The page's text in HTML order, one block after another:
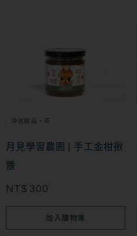
沖泡飲品・茶
月見學習農園 | 手工金柑揪
醬
NT$ 300
加入購物車